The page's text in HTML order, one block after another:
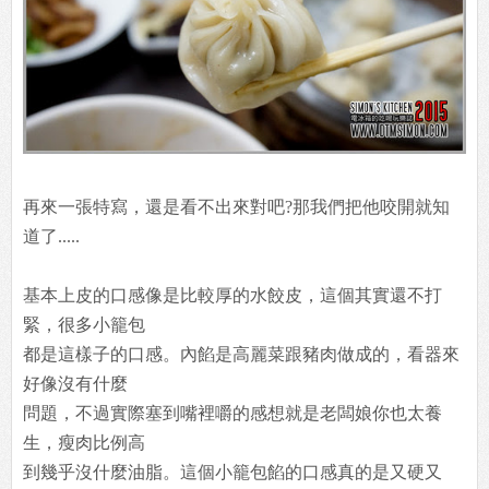
再來一張特寫，還是看不出來對吧?那我們把他咬開就知
道了.....
基本上皮的口感像是比較厚的水餃皮，這個其實還不打
緊，很多小籠包
都是這樣子的口感。內餡是高麗菜跟豬肉做成的，看器來
好像沒有什麼
問題，不過實際塞到嘴裡嚼的感想就是老闆娘你也太養
生，瘦肉比例高
到幾乎沒什麼油脂。這個小籠包餡的口感真的是又硬又